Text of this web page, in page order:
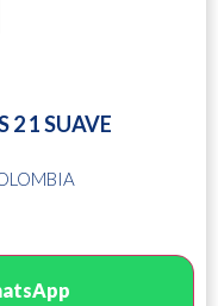
2 1 SUAVE